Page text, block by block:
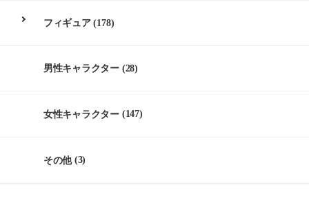
フィギュア(178)
男性キャラクター (28)
女性キャラクター (147)
その他(3)